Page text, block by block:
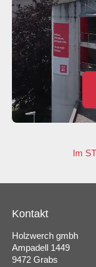
Im
Kontakt
Holzwerch gmbh
Ampadell 1449
9472 Grabs